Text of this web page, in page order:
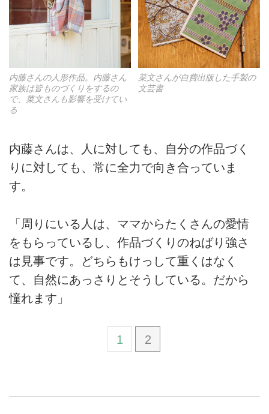
内藤さんの人形作品。内藤さん
家族は皆ものづくりをするの
で、菜文さんも影響を受けてい
る
菜文さんが自費出版した手製の
文芸書
内藤さんは、人に対しても、自分の作品づく
りに対しても、常に全力で向き合っていま
す。
「周りにいる人は、ママからたくさんの愛情
をもらっているし、作品づくりのねばり強さ
は見事です。どちらもけっして重くはなく
て、自然にあっさりとそうしている。だから
憧れます」
1 2